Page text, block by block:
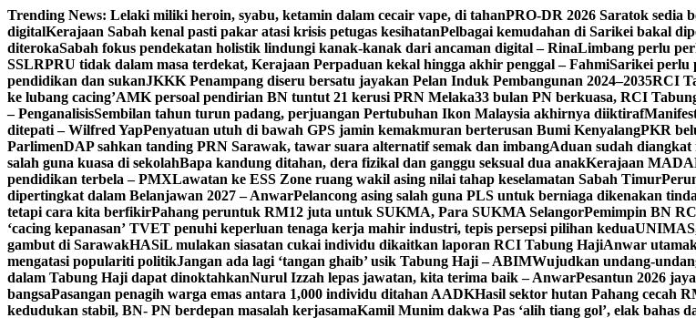
Skip
to
content
Trending News: Lelaki miliki heroin, syabu, ketamin dalam cecair vape, di tahanPRO-DR 2026 Saratok sedia
digitalKerajaan Sabah kenal pasti pakar atasi krisis petugas kesihatanPelbagai kemudahan di Sarikei bakal
diterokaSabah fokus pendekatan holistik lindungi kanak-kanak dari ancaman digital – RinaLimbang perlu
SSLRPRU tidak dalam masa terdekat, Kerajaan Perpaduan kekal hingga akhir penggal – FahmiSarikei perlu
pendidikan dan sukanJKKK Penampang diseru bersatu jayakan Pelan Induk Pembangunan 2024–2035RCI
ke lubang cacing’AMK persoal pendirian BN tuntut 21 kerusi PRN Melaka33 bulan PN berkuasa, RCI
– PenganalisisSembilan tahun turun padang, perjuangan Pertubuhan Ikon Malaysia akhirnya diiktiraf
ditepati – Wilfred YapPenyatuan utuh di bawah GPS jamin kemakmuran berterusan Bumi KenyalangPKR
ParlimenDAP sahkan tanding PRN Sarawak, tawar suara alternatif semak dan imbangAduan sudah diangkat
salah guna kuasa di sekolahBapa kandung ditahan, dera fizikal dan ganggu seksual dua anakKerajaan
pendidikan terbela – PMXLawatan ke ESS Zone ruang wakil asing nilai tahap keselamatan Sabah Timur
dipertingkat dalam Belanjawan 2027 – AnwarPelancong asing salah guna PLS untuk berniaga dikenakan
tetapi cara kita berfikirPahang peruntuk RM12 juta untuk SUKMA, Para SUKMA SelangorPemimpin BN
‘cacing kepanasan’ TVET penuhi keperluan tenaga kerja mahir industri, tepis persepsi pilihan kedua
gambut di SarawakHASiL mulakan siasatan cukai individu dikaitkan laporan RCI Tabung HajiAnwar
mengatasi populariti politikJangan ada lagi ‘tangan ghaib’ usik Tabung Haji – ABIMWujudkan undang-
dalam Tabung Haji dapat dinoktahkanNurul Izzah lepas jawatan, kita terima baik – AnwarPesantun 2026
bangsaPasangan penagih warga emas antara 1,000 individu ditahan AADKHasil sektor hutan Pahang cecah
kedudukan stabil, BN- PN berdepan masalah kerjasamaKamil Munim dakwa Pas ‘alih tiang gol’, elak bahas